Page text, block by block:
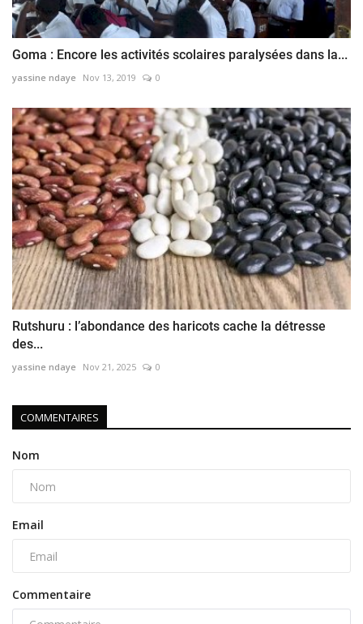
Goma : Encore les activités scolaires paralysées dans la...
yassine ndaye Nov 13, 2019 0
Rutshuru : l’abondance des haricots cache la détresse
des...
yassine ndaye Nov 21, 2025 0
COMMENTAIRES
Nom
Email
Commentaire